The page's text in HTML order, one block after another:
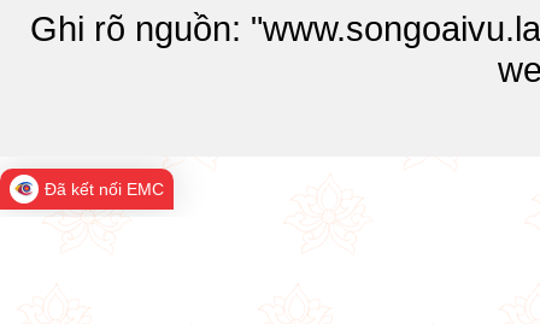
Ghi rõ nguồn:
Đã kết nối EMC